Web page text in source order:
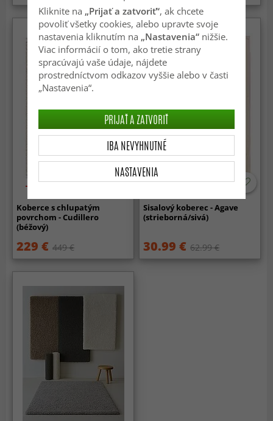
-50%
Koberce s chlupatým
povrchom - Cudillero
(béžový)
229 € 449 €
Sisalový koberec - Agave
(strieborná/sivá)
30.99 € 62.99 €
Kliknite na „Prijať a zatvoriť“, ak chcete
povoliť všetky cookies, alebo upravte svoje
nastavenia kliknutím na „Nastavenia“nižšie.
Viac informácií o tom, ako tretie strany
spracúvajú vaše údaje, nájdete
prostredníctvom odkazov vyššie alebo v časti
„Nastavenia“.
NASTAVENIA
IBA NEVYHNUTNÉ
PRIJAŤ A ZATVORIŤ